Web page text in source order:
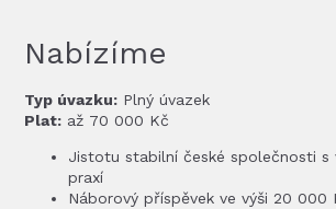
Nabízíme
Typ úvazku: Plný úvazek
Plat: až 70 000 Kč
Jistotu stabilní české společnosti s
praxí
Náborový příspěvek ve výši 20 000